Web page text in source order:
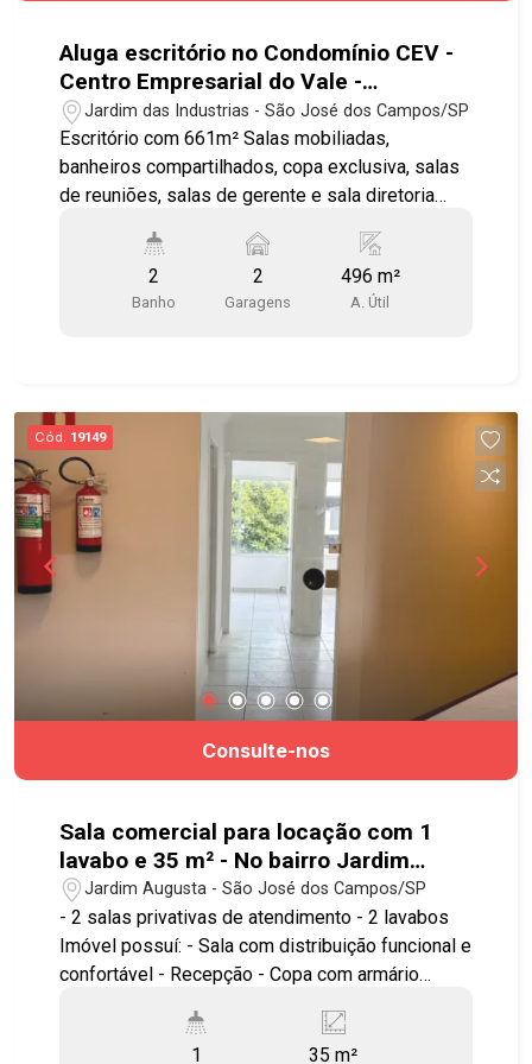
Aluga escritório no Condomínio CEV -
Centro Empresarial do Vale -
SJCampos - SP - Rod. Pres. Dutra km
154
Jardim das Industrias - São José dos Campos/SP
Escritório com 661m² Salas mobiliadas,
banheiros compartilhados, copa exclusiva, salas
de reuniões, salas de gerente e sala diretoria
Restaurante compartilhado Banheiros: 1 amplo
banheiro feminino com 10 assentos ** 1 amplo
banheiro masculino com 8 assentos e 10
e AVCB vigentes* Zoneamento ZUPI II Elétrica: 1
gerador de 110KVa para todo o prédio Potência
disponível de 50 KVA podendo ser ampliada
Combate à incêndio*: Hidrantes Alarme de
incêndio Sistema de incêndio vigente de acordo
com layout atual * Sujeito a modificações
conforme uso da ocupação Condomínio e IPTU
2
Banho
2
Garagens
496 m²
A. Útil
Cód. 19149
Consulte-nos
Sala comercial para locação com 1
lavabo e 35 m² - No bairro Jardim
Augusta - SJC
Jardim Augusta - São José dos Campos/SP
- 2 salas privativas de atendimento - 2 lavabos
Imóvel possuí: - Sala com distribuição funcional e
confortável - Recepção - Copa com armário
de atendimento. Ideal para consultórios, clínicas,
1 35 m²